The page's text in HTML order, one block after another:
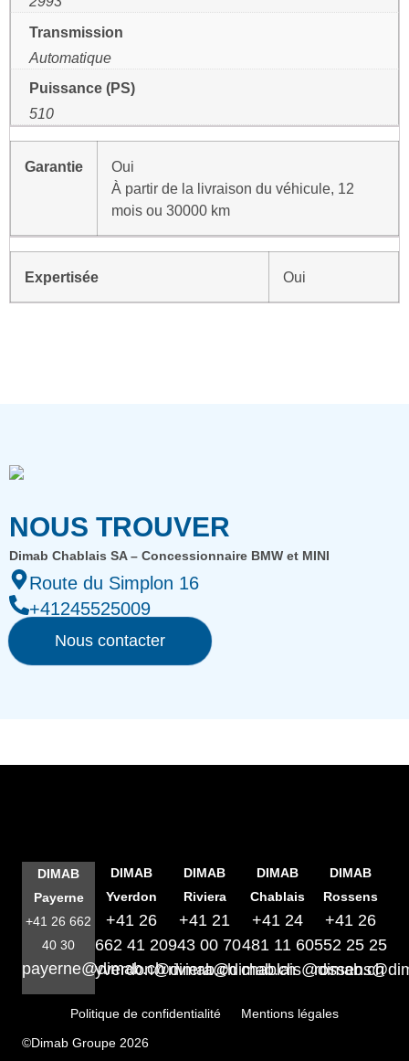
Transmission
Automatique
Puissance (PS)
510
Garantie
Oui
À partir de la livraison du véhicule, 12
mois ou 30000 km
Expertisée Oui
NOUS TROUVER
Dimab Chablais SA – Concessionnaire BMW et MINI
Route du Simplon 16
+41245525009
Nous contacter
DIMAB
Payerne
+41 26 662
40 30
payerne@dimab.ch
DIMAB
Yverdon
+41 26
662 41 20
yverdon@dimab.ch
DIMAB
Riviera
+41 21
943 00 70
riviera@dimab.ch
DIMAB
Chablais
+41 24
481 11 60
chablais@dimab.ch
DIMAB
Rossens
+41 26
552 25 25
Politique de confidentialité
Mentions légales
©Dimab Groupe 2026